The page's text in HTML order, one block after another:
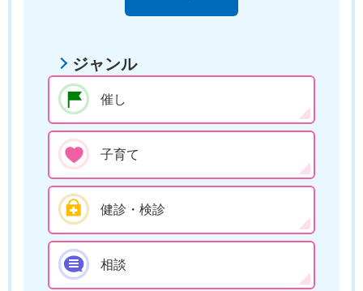
ジャンル
催し
子育て
健診・検診
相談